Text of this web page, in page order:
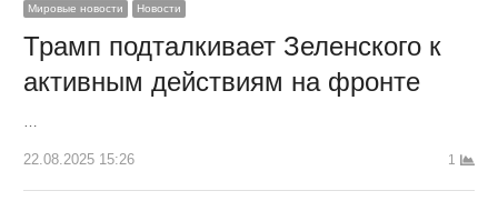
Мировые новости Новости
Трамп подталкивает Зеленского к
активным действиям на фронте
…
22.08.2025 15:26 1